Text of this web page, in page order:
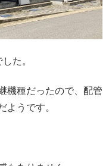
た。
機種だったので、配管
ようです。